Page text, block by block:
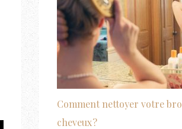
Comment nettoyer votre
cheveux ?